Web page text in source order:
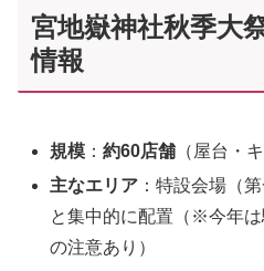
宮地嶽神社秋季大
情報
規模 ：約60店舗 （屋台・
主なエリア ：特設会場（
と集中的に配置（※今年
の注意あり）